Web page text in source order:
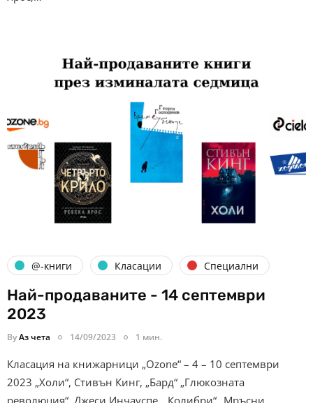
@-книги Класации Специални
Най-продаваните - 14 септември
2023
ByАз чета 14/09/2023 1 мин.
Класация на книжарници „Ozone“ – 4 – 10 септември
2023 „Холи“, Стивън Кинг, „Бард“ „Глюкозната